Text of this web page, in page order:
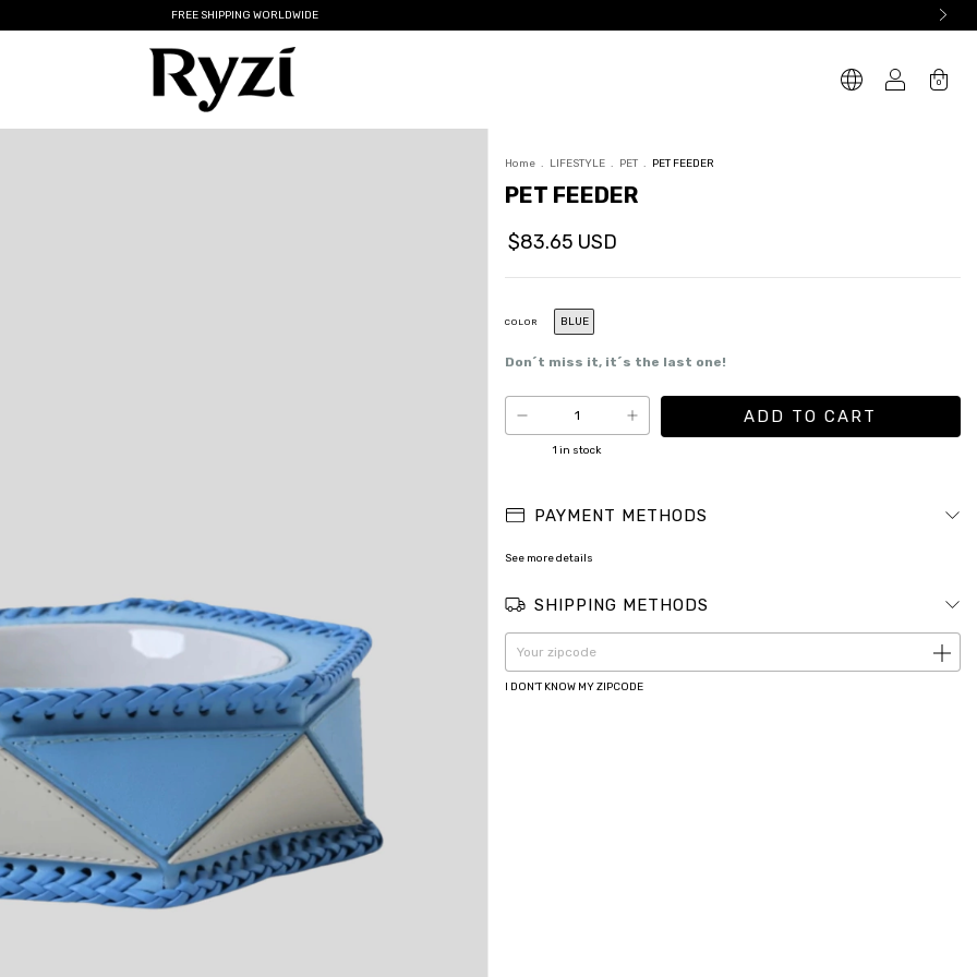
FREE SHIPPING WORLDWIDE
0
Home . LIFESTYLE . PET . PET FEEDER
PET FEEDER
$83.65 USD
COLOR BLUE
Don´t miss it, it´s the last one!
1 in stock
PAYMENT METHODS
See more details
SHIPPING METHODS
CHANGE ZIPCODE
I DON'T KNOW MY ZIPCODE